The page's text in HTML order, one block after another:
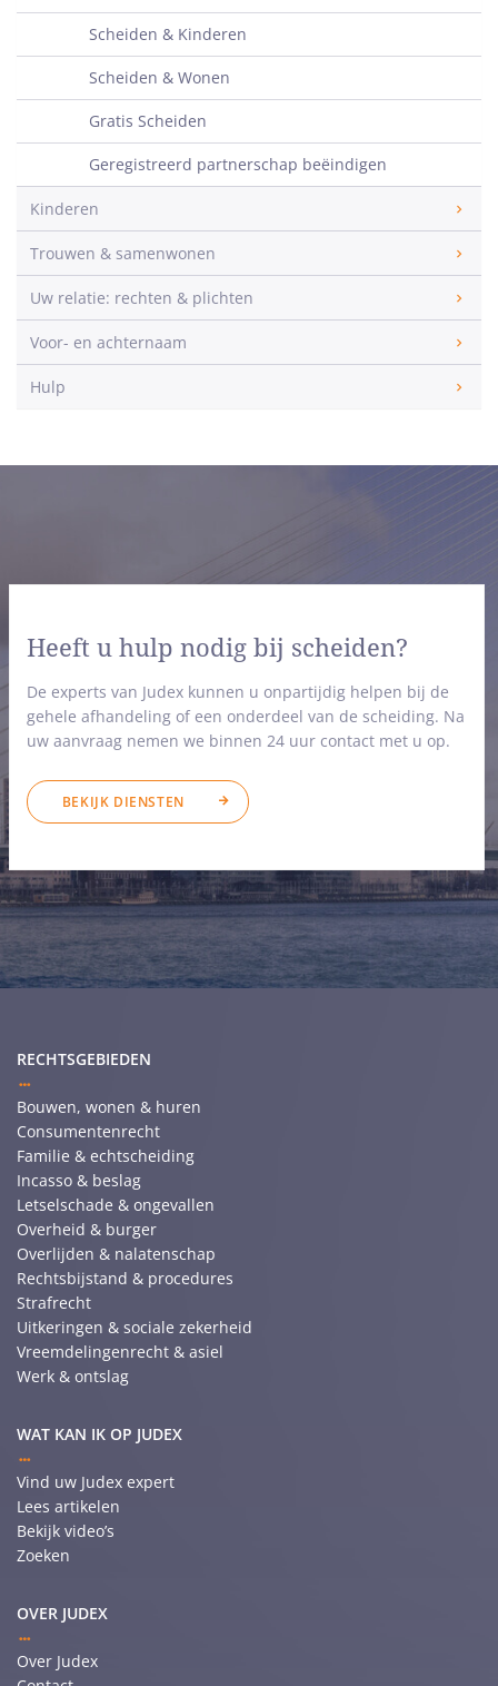
Scheiden & Kinderen
Scheiden & Wonen
Gratis Scheiden
Geregistreerd partnerschap beëindigen
Kinderen
Trouwen & samenwonen
Uw relatie: rechten & plichten
Voor- en achternaam
Hulp
Heeft u hulp nodig bij scheiden?
De experts van Judex kunnen u onpartijdig helpen bij de
gehele afhandeling of een onderdeel van de scheiding. Na
uw aanvraag nemen we binnen 24 uur contact met u op.
BEKIJK DIENSTEN
RECHTSGEBIEDEN
Bouwen, wonen & huren
Consumentenrecht
Familie & echtscheiding
Incasso & beslag
Letselschade & ongevallen
Overheid & burger
Overlijden & nalatenschap
Rechtsbijstand & procedures
Strafrecht
Uitkeringen & sociale zekerheid
Vreemdelingenrecht & asiel
Werk & ontslag
WAT KAN IK OP JUDEX
Vind uw Judex expert
Lees artikelen
Bekijk video’s
Zoeken
OVER JUDEX
Over Judex